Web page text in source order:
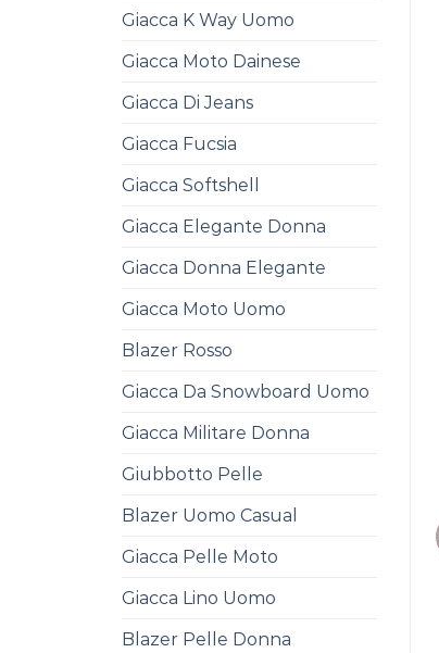
Giacca K Way Uomo
Giacca Moto Dainese
Giacca Di Jeans
Giacca Fucsia
Giacca Softshell
Giacca Elegante Donna
Giacca Donna Elegante
Giacca Moto Uomo
Blazer Rosso
Giacca Da Snowboard Uomo
Giacca Militare Donna
Giubbotto Pelle
Blazer Uomo Casual
Giacca Pelle Moto
Giacca Lino Uomo
Blazer Pelle Donna